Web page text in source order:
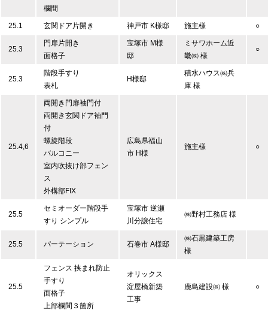
欄間
25.1 玄関ドア片開き 神戸市 K様邸 施主様 ○
25.3
門扉片開き
面格子
宝塚市 M様
邸
ミサワホーム近
畿㈱ 様
○
25.3
階段手すり
表札
H様邸
積水ハウス㈱兵
庫 様
25.4,6
両開き門扉袖門付
両開き玄関ドア袖門
付
螺旋階段
バルコニー
室内吹抜け部フェン
ス
外構部FIX
広島県福山
市 H様
施主様 ○
25.5
セミオーダー階段手
すり シンプル
宝塚市 逆瀬
川分譲住宅
㈱野村工務店 様
25.5 パーテーション 石巻市 A様邸
㈱石黒建築工房
様
25.5
フェンス 挟まれ防止
手すり
面格子
上部欄間３箇所
オリックス
淀屋橋新築
工事
鹿島建設㈱ 様 ○